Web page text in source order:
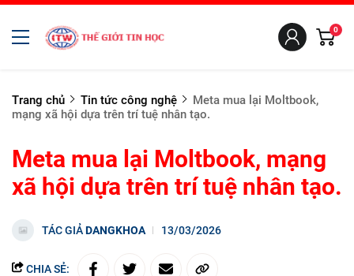
0
Trang chủ Tin tức công nghệ
Meta mua lại Moltbook,
mạng xã hội dựa trên trí tuệ nhân tạo.
Meta mua lại Moltbook, mạng
xã hội dựa trên trí tuệ nhân tạo.
TÁC GIẢDANGKHOA 13/03/2026
CHIA SẺ: